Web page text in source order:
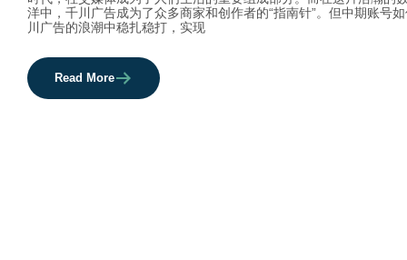
洋中，千川广告成为了众多商家和创作者的“指南针”。但中期账号
川广告的浪潮中稳扎稳打，实现
Read More